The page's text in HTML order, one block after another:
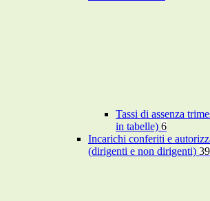
Tassi di assenza
in tabelle) 6
Incarichi conferiti e
(dirigenti e non dirigenti) 39